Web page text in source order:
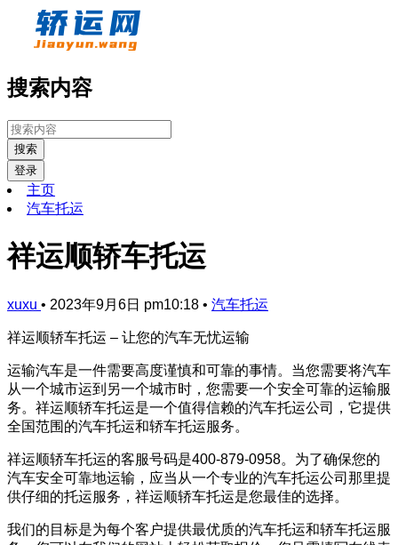
搜索内容
搜索
登录
主页
汽车托运
祥运顺轿车托运
xuxu • 2023年9月6日 pm10:18 • 汽车托运
祥运顺轿车托运 – 让您的汽车无忧运输
运输汽车是一件需要高度谨慎和可靠的事情。当您需要将汽车
从一个城市运到另一个城市时，您需要一个安全可靠的运输服
务。祥运顺轿车托运是一个值得信赖的汽车托运公司，它提供
全国范围的汽车托运和轿车托运服务。
祥运顺轿车托运的客服号码是400-879-0958。为了确保您的
汽车安全可靠地运输，应当从一个专业的汽车托运公司那里提
供仔细的托运服务，祥运顺轿车托运是您最佳的选择。
我们的目标是为每个客户提供最优质的汽车托运和轿车托运服